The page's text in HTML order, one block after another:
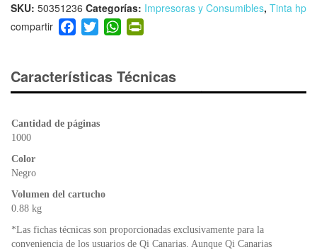
SKU: 50351236 Categorías: Impresoras y Consumibles, Tinta hp
F
a
e
b
o
T
wi
er
W
h
s
A
ri
e
Características Técnicas
Cantidad de páginas
1000
Color
Negro
Volumen del cartucho
0.88 kg
*Las fichas técnicas son proporcionadas exclusivamente para la
conveniencia de los usuarios de Qi Canarias. Aunque Qi Canarias